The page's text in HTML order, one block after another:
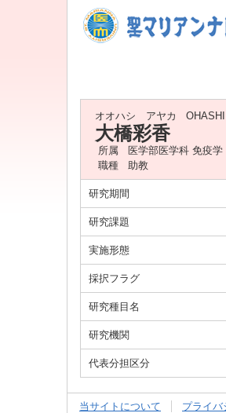
オオハシ アヤカ
大橋彩香
所属
医学部医学科 免疫
職種
助教
研究期間
研究課題
実施形態
採択フラグ
研究種目名
研究機関
代表分担区分
当サイトについて プライバ